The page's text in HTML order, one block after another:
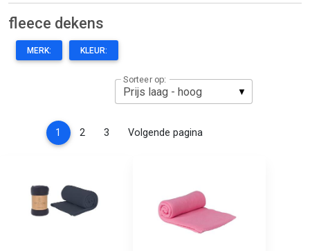
fleece dekens
MERK: KLEUR:
Sorteer op:
1 (current)
2 3 Volgende pagina